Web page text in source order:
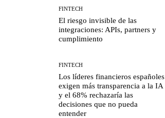
FINTECH
El riesgo invisible de las
integraciones: APIs, partners y
cumplimiento
FINTECH
Los líderes financieros españoles
exigen más transparencia a la IA
y el 68% rechazaría las
decisiones que no pueda
entender